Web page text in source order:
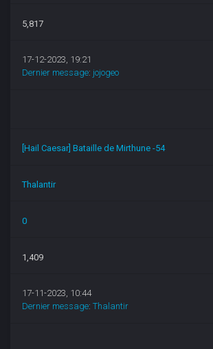
5,817
17-12-2023, 19:21
Dernier message: jojogeo
[Hail Caesar] Bataille de Mirthune -54
Thalantir
0
1,409
17-11-2023, 10:44
Dernier message:Thalantir